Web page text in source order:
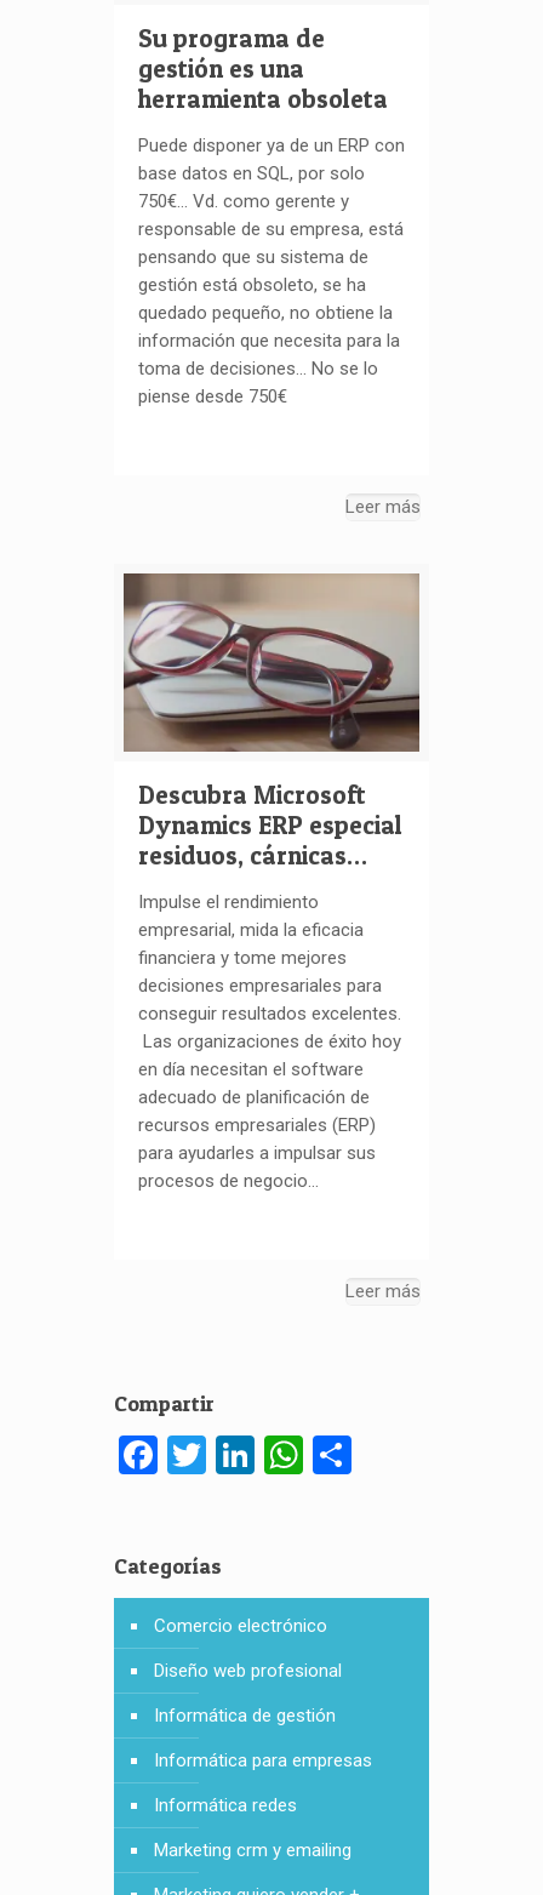
Su programa de
gestión es una
herramienta obsoleta
Puede disponer ya de un ERP con
base datos en SQL, por solo
750€… Vd. como gerente y
responsable de su empresa, está
pensando que su sistema de
gestión está obsoleto, se ha
quedado pequeño, no obtiene la
información que necesita para la
toma de decisiones… No se lo
piense desde 750€
Leer más
Descubra Microsoft
Dynamics ERP especial
residuos, cárnicas…
Impulse el rendimiento
empresarial, mida la eficacia
financiera y tome mejores
decisiones empresariales para
conseguir resultados excelentes.
Las organizaciones de éxito hoy
en día necesitan el software
adecuado de planificación de
recursos empresariales (ERP)
para ayudarles a impulsar sus
procesos de negocio…
Leer más
Compartir
Facebook
Twitter
LinkedInWhatsApp
Categorías
Comercio electrónico
Diseño web profesional
Informática de gestión
Informática para empresas
Informática redes
Marketing crm y emailing